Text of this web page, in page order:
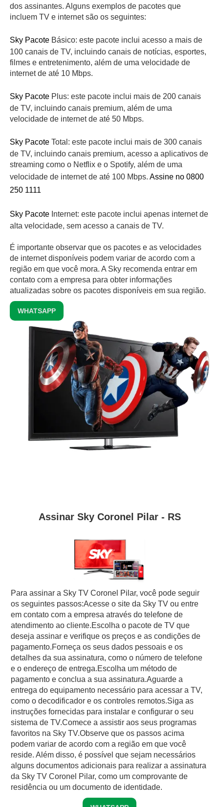
dos assinantes. Alguns exemplos de pacotes que
incluem TV e internet são os seguintes:
Sky Pacote Básico: este pacote inclui acesso a mais de
100 canais de TV, incluindo canais de notícias, esportes,
filmes e entretenimento, além de uma velocidade de
internet de até 10 Mbps.
Sky Pacote Plus: este pacote inclui mais de 200 canais
de TV, incluindo canais premium, além de uma
velocidade de internet de até 50 Mbps.
Sky Pacote Total: este pacote inclui mais de 300 canais
de TV, incluindo canais premium, acesso a aplicativos de
streaming como o Netflix e o Spotify, além de uma
velocidade de internet de até 100 Mbps. Assine no 0800
250 1111
Sky Pacote Internet: este pacote inclui apenas internet de
alta velocidade, sem acesso a canais de TV.
É importante observar que os pacotes e as velocidades
de internet disponíveis podem variar de acordo com a
região em que você mora. A Sky recomenda entrar em
contato com a empresa para obter informações
atualizadas sobre os pacotes disponíveis em sua região.
WHATSAPP
Assinar Sky Coronel Pilar - RS
Para assinar a Sky TV Coronel Pilar, você pode seguir
os seguintes passos:Acesse o site da Sky TV ou entre
em contato com a empresa através do telefone de
atendimento ao cliente.Escolha o pacote de TV que
deseja assinar e verifique os preços e as condições de
pagamento.Forneça os seus dados pessoais e os
detalhes da sua assinatura, como o número de telefone
e o endereço de entrega.Escolha um método de
pagamento e conclua a sua assinatura.Aguarde a
entrega do equipamento necessário para acessar a TV,
como o decodificador e os controles remotos.Siga as
instruções fornecidas para instalar e configurar o seu
sistema de TV.Comece a assistir aos seus programas
favoritos na Sky TV.Observe que os passos acima
podem variar de acordo com a região em que você
reside. Além disso, é possível que sejam necessários
alguns documentos adicionais para realizar a assinatura
da Sky TV Coronel Pilar, como um comprovante de
residência ou um documento de identidade.